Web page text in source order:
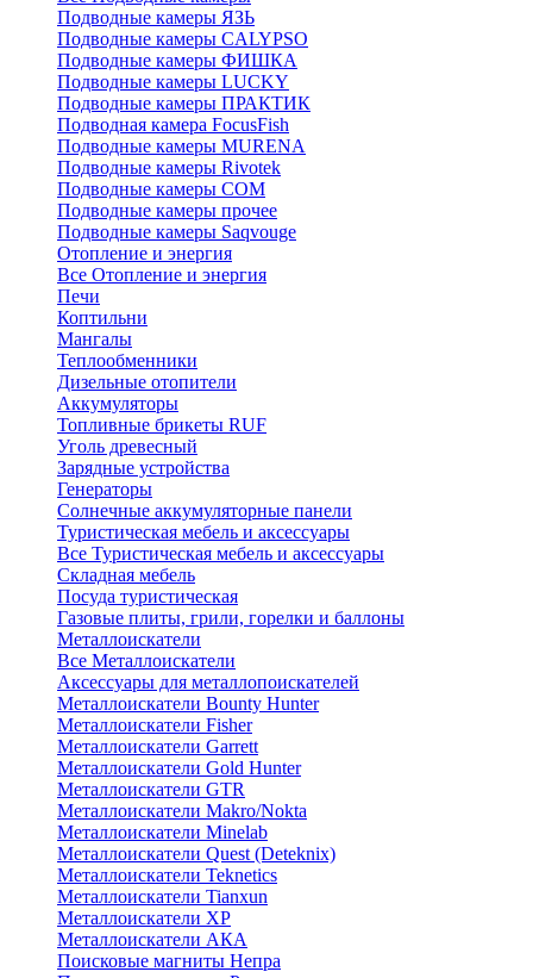
Подводные камеры ЯЗЬ
Подводные камеры CALYPSO
Подводные камеры ФИШКА
Подводные камеры LUCKY
Подводные камеры ПРАКТИК
Подводная камера FocusFish
Подводные камеры MURENA
Подводные камеры Rivotek
Подводные камеры СОМ
Подводные камеры прочее
Подводные камеры Saqvouge
Отопление и энергия
Все Отопление и энергия
Печи
Коптильни
Мангалы
Теплообменники
Дизельные отопители
Аккумуляторы
Топливные брикеты RUF
Уголь древесный
Зарядные устройства
Генераторы
Солнечные аккумуляторные панели
Туристическая мебель и аксессуары
Все Туристическая мебель и аксессуары
Складная мебель
Посуда туристическая
Газовые плиты, грили, горелки и баллоны
Металлоискатели
Все Металлоискатели
Аксессуары для металлопоискателей
Металлоискатели Bounty Hunter
Металлоискатели Fisher
Металлоискатели Garrett
Металлоискатели Gold Hunter
Металлоискатели GTR
Металлоискатели Makro/Nokta
Металлоискатели Minelab
Металлоискатели Quest (Deteknix)
Металлоискатели Teknetics
Металлоискатели Tianxun
Металлоискатели XP
Металлоискатели АКА
Поисковые магниты Непра